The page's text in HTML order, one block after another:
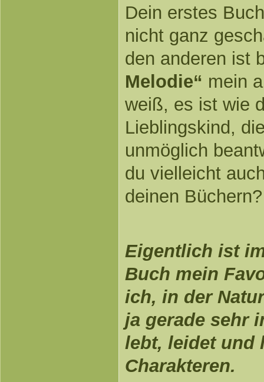
Dein erstes
nicht ganz
den anderen ist
Melodie“ mein
weiß, es ist wie
Lieblingskind,
unmöglich
du vielleicht
deinen Büchern?
Eigentlich ist
Buch mein
ich, in der
ja gerade sehr
lebt, leidet und
Charakteren.